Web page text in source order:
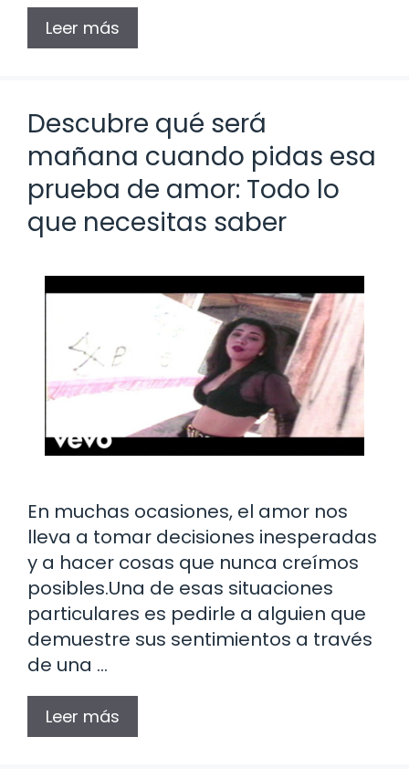
Leer más
Descubre qué será
mañana cuando pidas esa
prueba de amor: Todo lo
que necesitas saber
En muchas ocasiones, el amor nos
lleva a tomar decisiones inesperadas
y a hacer cosas que nunca creímos
posibles.Una de esas situaciones
particulares es pedirle a alguien que
demuestre sus sentimientos a través
de una …
Leer más